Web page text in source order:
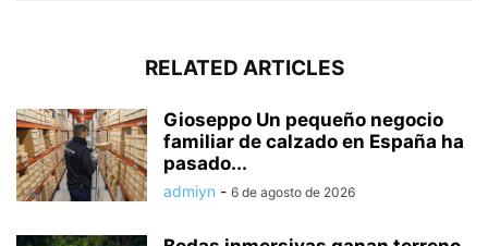
RELATED ARTICLES
Gioseppo Un pequeño negocio
familiar de calzado en España ha
pasado...
admiyn - 6 de agosto de 2026